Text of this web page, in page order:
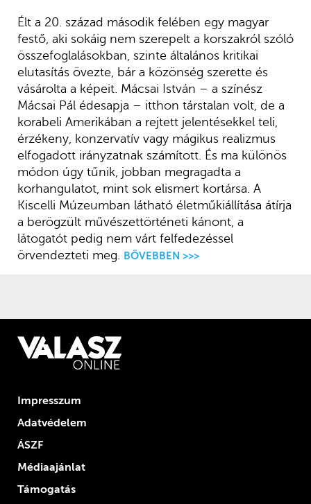
Élt a 20. század második felében egy magyar
festő, aki sokáig nem szerepelt a korszakról szóló
összefoglalásokban, szinte általános kritikai
elutasítás övezte, bár a közönség szerette és
vásárolta a képeit. Mácsai István – a színész
Mácsai Pál édesapja – itthon társtalan volt, de a
korabeli Amerikában a rejtett jelentésekkel teli,
érzékeny, konzervatív vagy mágikus realizmus
elfogadott irányzatnak számított. És ma különös
módon úgy tűnik, jobban megragadta a
korhangulatot, mint sok elismert kortársa. A
Kiscelli Múzeumban látható életműkiállítása átírja
a berögzült művészettörténeti kánont, a
látogatót pedig nem várt felfedezéssel
örvendezteti meg. BŐVEBBEN >>>
Impresszum
Adatvédelem
ÁSZF
Médiaajánlat
Támogatás